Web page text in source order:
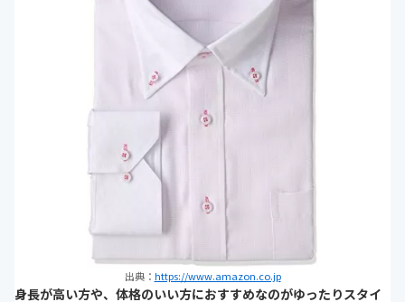
出典： https://www.amazon.co.jp
身長が高い方や、体格のいい方におすすめなのがゆったりスタイ